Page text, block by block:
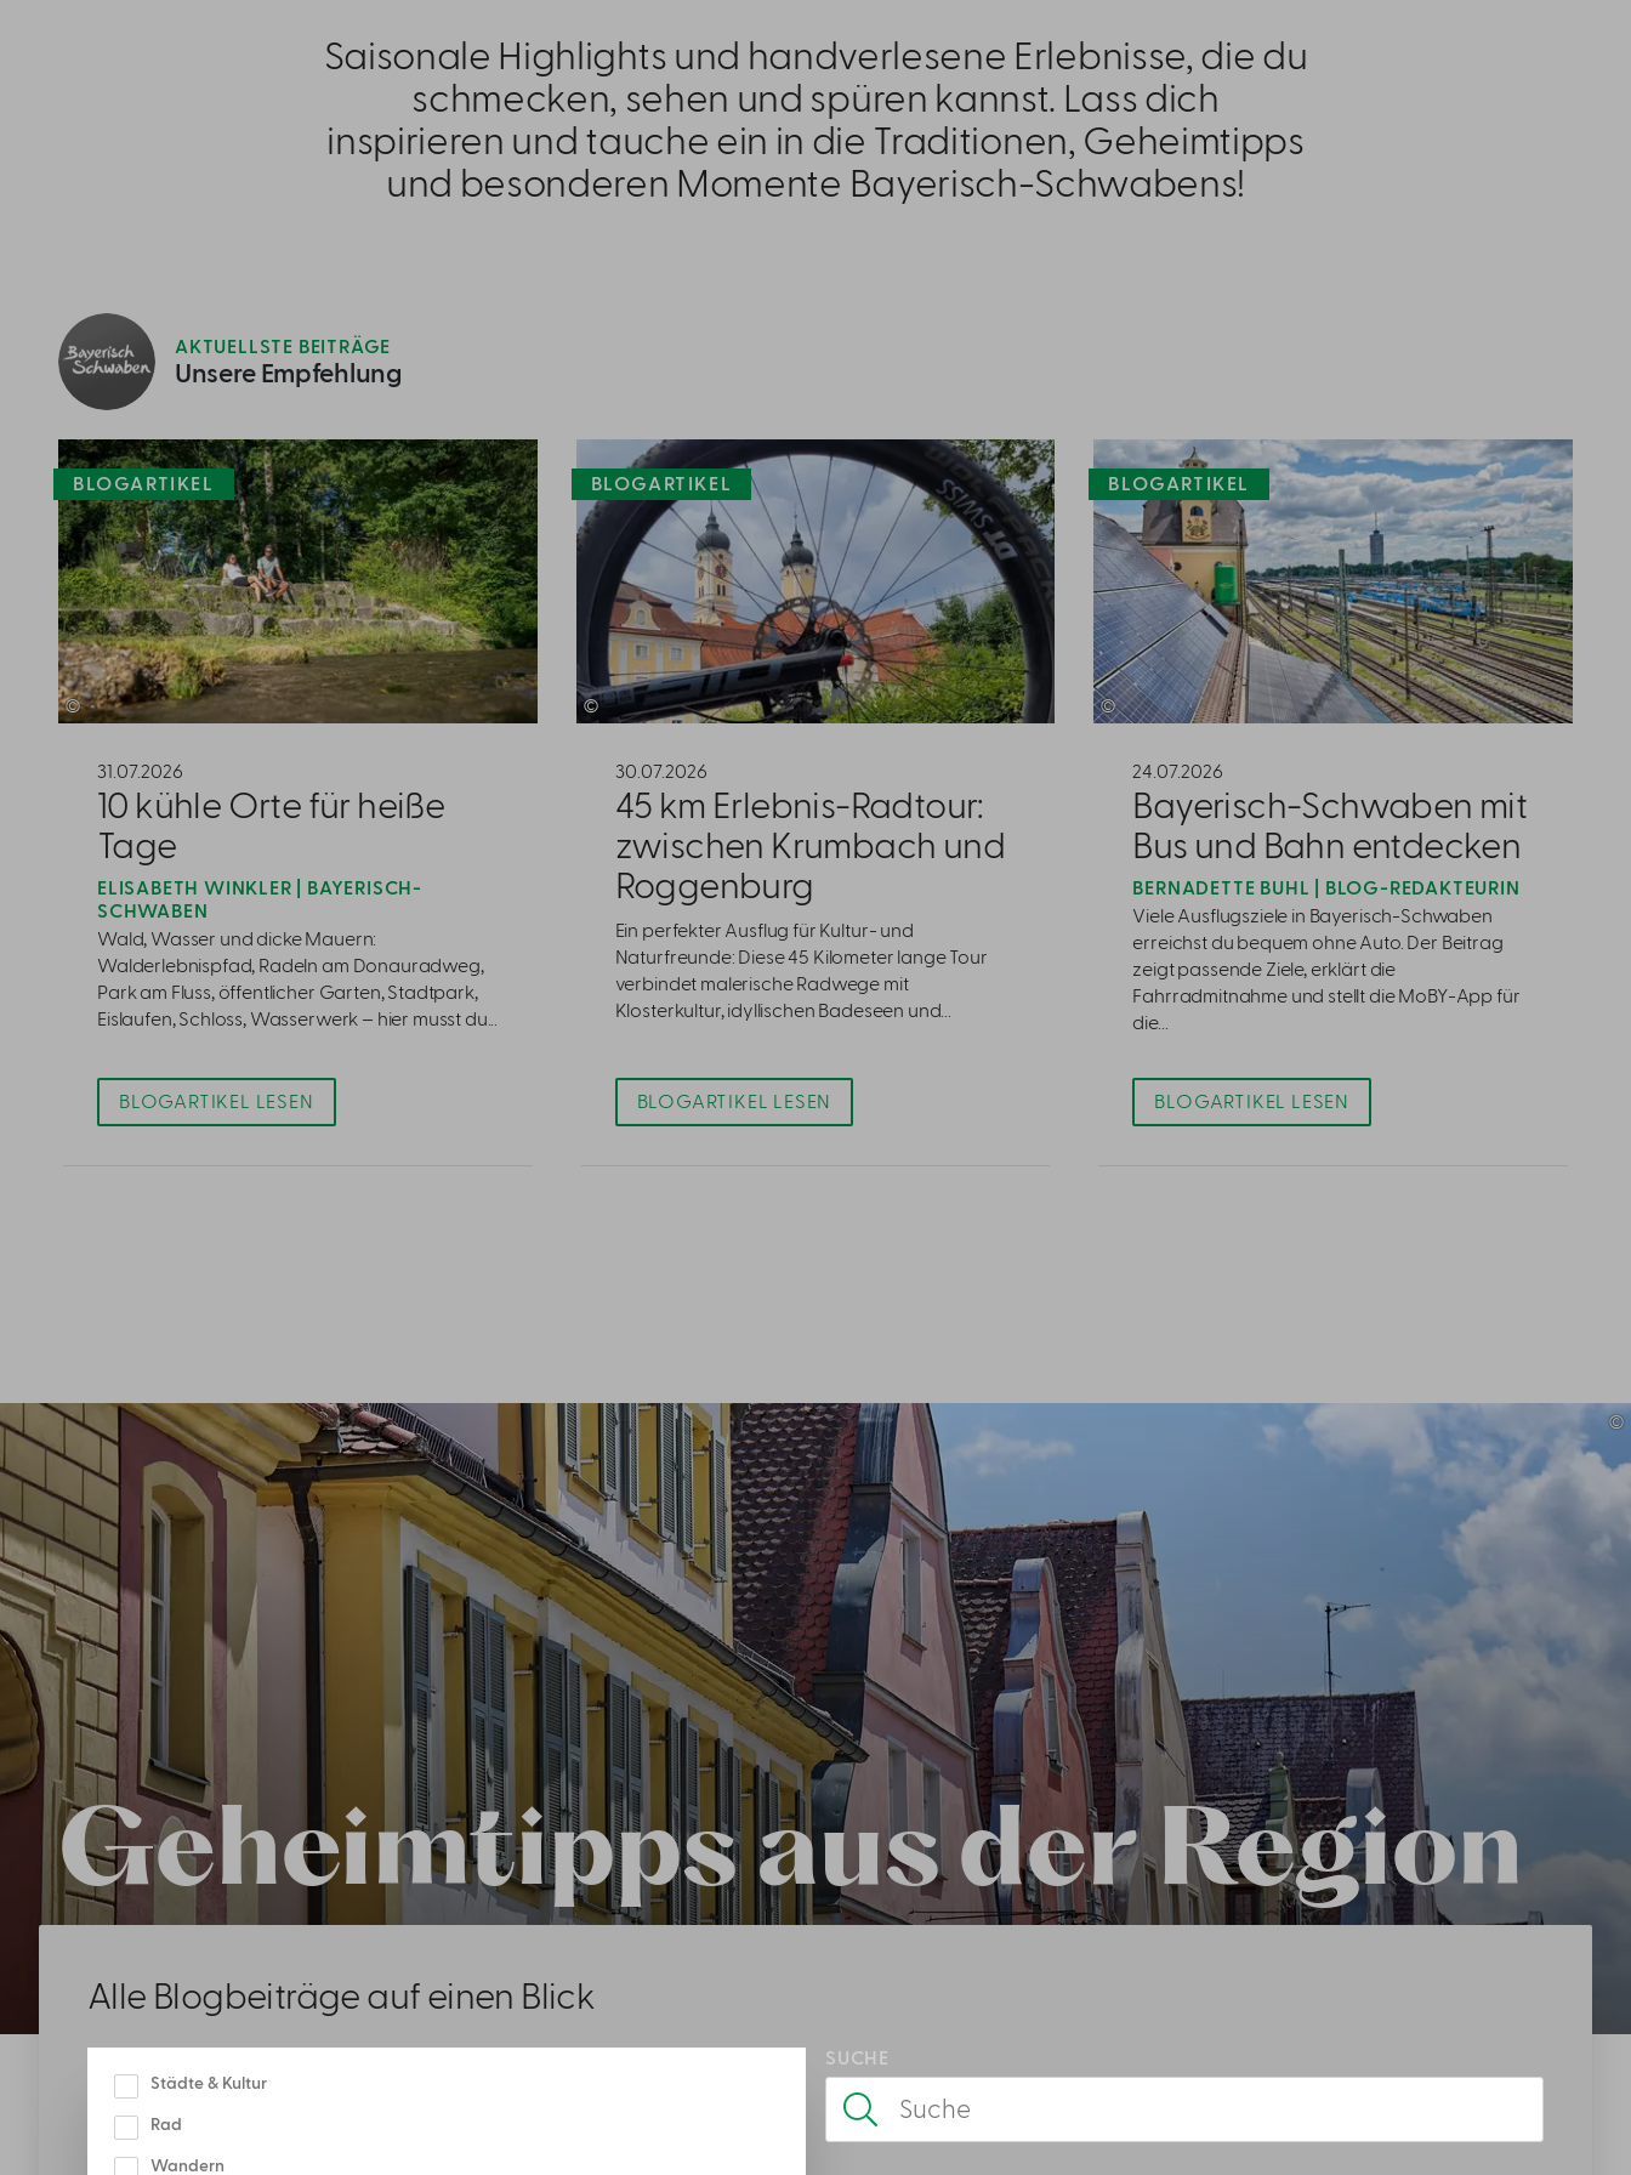
Saisonale Highlights und handverlesene Erlebnisse, die du
schmecken, sehen und spüren kannst. Lass dich
inspirieren und tauche ein in die Traditionen, Geheimtipps
und besonderen Momente Bayerisch-Schwabens!
AKTUELLSTE BEITRÄGE
Unsere Empfehlung
BLOGARTIKEL
©
31.07.2026
10 kühle Orte für heiße
Tage
ELISABETH WINKLER | BAYERISCH-
SCHWABEN
Wald, Wasser und dicke Mauern:
Walderlebnispfad, Radeln am Donauradweg,
Park am Fluss, öffentlicher Garten, Stadtpark,
Eislaufen, Schloss, Wasserwerk – hier musst du...
BLOGARTIKEL LESEN
BLOGARTIKEL
©
30.07.2026
45 km Erlebnis-Radtour:
zwischen Krumbach und
Roggenburg
Ein perfekter Ausflug für Kultur- und
Naturfreunde: Diese 45 Kilometer lange Tour
verbindet malerische Radwege mit
Klosterkultur, idyllischen Badeseen und...
BLOGARTIKEL LESEN
BLOGARTIKEL
©
24.07.2026
Bayerisch-Schwaben mit
Bus und Bahn entdecken
BERNADETTE BUHL | BLOG-REDAKTEURIN
Viele Ausflugsziele in Bayerisch-Schwaben
erreichst du bequem ohne Auto. Der Beitrag
zeigt passende Ziele, erklärt die
Fahrradmitnahme und stellt die MoBY-App für
die...
BLOGARTIKEL LESEN
©
Geheimtipps aus der Region
Alle Blogbeiträge auf einen Blick
Städte & Kultur
Rad
Wandern
SUCHE
Suche